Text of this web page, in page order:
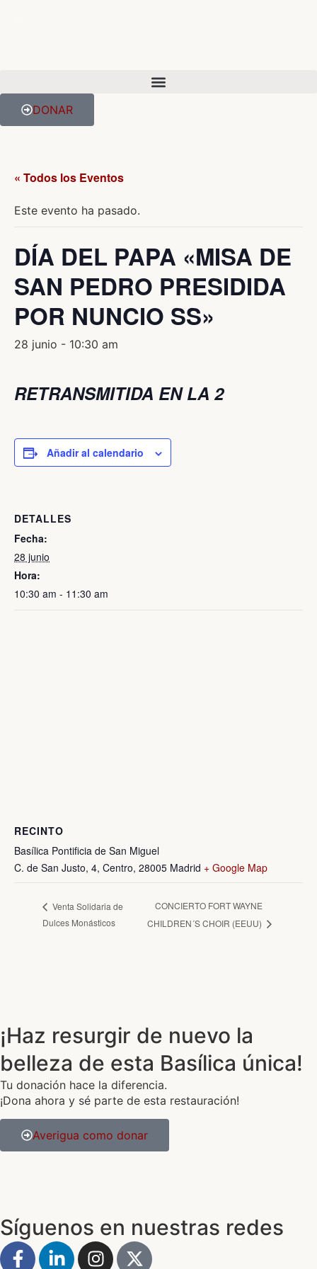
DONAR
« Todos los Eventos
Este evento ha pasado.
DÍA DEL PAPA «MISA DE
SAN PEDRO PRESIDIDA
POR NUNCIO SS»
28 junio - 10:30 am
RETRANSMITIDA EN LA 2
Añadir al calendario
DETALLES
Fecha:
28 junio
Hora:
10:30 am - 11:30 am
RECINTO
Basílica Pontificia de San Miguel
C. de San Justo, 4, Centro, 28005 Madrid + Google Map
Venta Solidaria de
Dulces Monásticos
CONCIERTO FORT WAYNE
CHILDREN´S CHOIR (EEUU)
¡Haz resurgir de nuevo la
belleza de esta Basílica única!
Tu donación hace la diferencia.
¡Dona ahora y sé parte de esta restauración!
Averigua como donar
Síguenos en nuestras redes